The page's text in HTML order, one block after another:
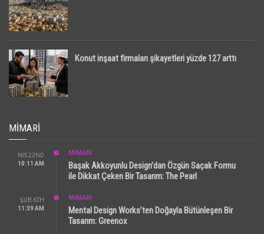
Konut inşaat firmaları şikayetleri yüzde 127 arttı
MIMARI
NIS 22ND
10:11 AM
MİMARİ
Başak Akkoyunlu Design’dan Özgün Saçak Formu
ile Dikkat Çeken Bir Tasarım: The Pearl
ŞUB 6TH
11:39 AM
MİMARİ
Mental Design Works’ten Doğayla Bütünleşen Bir
Tasarım: Greenox